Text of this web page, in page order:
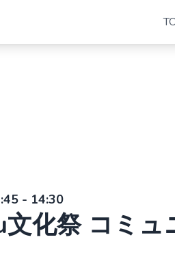
- 14:30
化祭 コミ